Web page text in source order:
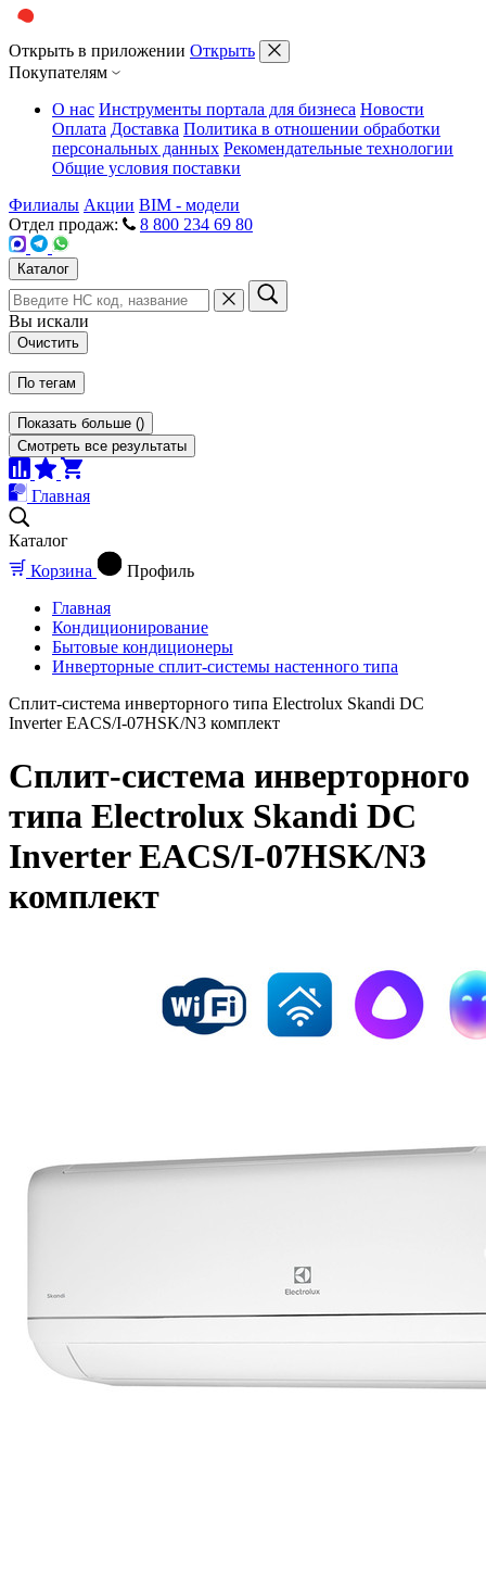
Открыть в приложении Открыть
Покупателям
О нас Инструменты портала для бизнеса Новости
Оплата Доставка Политика в отношении обработки
персональных данных Рекомендательные технологии
Общие условия поставки
Филиалы Акции BIM - модели
Отдел продаж:
8 800 234 69 80
Каталог
Вы искали
Очистить
По тегам
Показать больше ()
Смотреть все результаты
Главная
Каталог
Корзина
Профиль
Главная
Кондиционирование
Бытовые кондиционеры
Инверторные сплит-системы настенного типа
Сплит-система инверторного типа Electrolux Skandi DC
Inverter EACS/I-07HSK/N3 комплект
Сплит-система инверторного
типа Electrolux Skandi DC
Inverter EACS/I-07HSK/N3
комплект